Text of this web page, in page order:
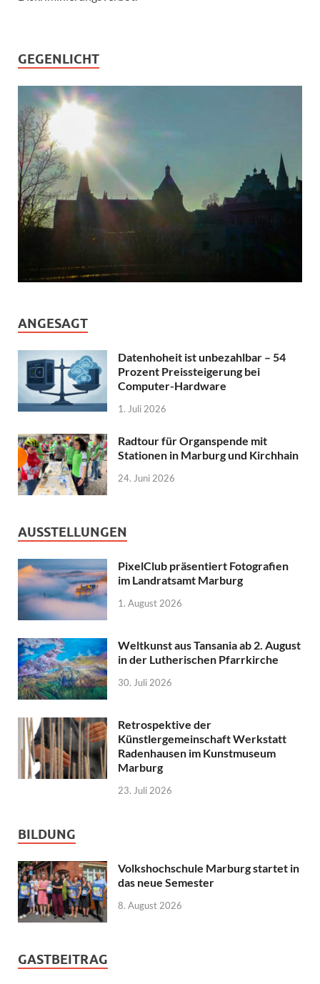
GEGENLICHT
ANGESAGT
Datenhoheit ist unbezahlbar – 54
Prozent Preissteigerung bei
Computer-Hardware
1. Juli 2026
Radtour für Organspende mit
Stationen in Marburg und Kirchhain
24. Juni 2026
AUSSTELLUNGEN
PixelClub präsentiert Fotografien
im Landratsamt Marburg
1. August 2026
Weltkunst aus Tansania ab 2. August
in der Lutherischen Pfarrkirche
30. Juli 2026
Retrospektive der
Künstlergemeinschaft Werkstatt
Radenhausen im Kunstmuseum
Marburg
23. Juli 2026
BILDUNG
Volkshochschule Marburg startet in
das neue Semester
8. August 2026
GASTBEITRAG